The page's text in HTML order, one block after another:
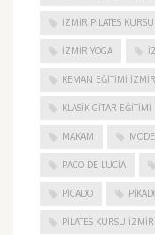
İZMIR PILATES KURSU
İZMIR YOGA
KEMAN EĞITIMI İZMIR
KLASIK GITAR EĞITIMI
MAKAM
PACO DE LUCIA
PICADO
PILATES KURSU İZMIR